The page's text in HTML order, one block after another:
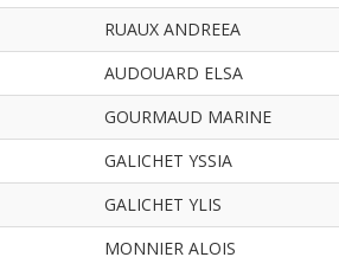
RUAUX ANDREEA
AUDOUARD ELSA
GOURMAUD MARINE
GALICHET YSSIA
GALICHET YLIS
MONNIER ALOIS